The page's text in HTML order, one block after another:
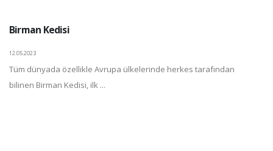
Birman Kedisi
12.05.2023
Tüm dünyada özellikle Avrupa ülkelerinde herkes tarafından
bilinen Birman Kedisi, ilk ...